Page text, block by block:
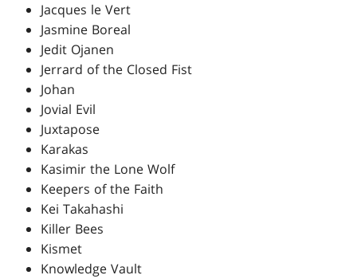
Jacques le Vert
Jasmine Boreal
Jedit Ojanen
Jerrard of the Closed Fist
Johan
Jovial Evil
Juxtapose
Karakas
Kasimir the Lone Wolf
Keepers of the Faith
Kei Takahashi
Killer Bees
Kismet
Knowledge Vault